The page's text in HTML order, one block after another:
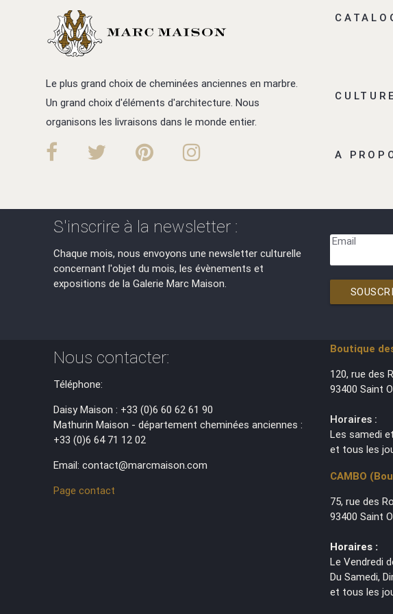
Le plus grand choix de cheminées anciennes en marbre.
Un grand choix d'éléments d'architecture. Nous
organisons les livraisons dans le monde entier.
CULTURE
A
S'inscrire à la newsletter :
Chaque mois, nous envoyons une newsletter culturelle
concernant l'objet du mois, les évènements et
expositions de la Galerie Marc Maison.
Email
Nous contacter:
Téléphone:
Daisy Maison : +33 (0)6 60 62 61 90
Mathurin Maison - département cheminées anciennes :
+33 (0)6 64 71 12 02
Email: contact@marcmaison.com
Page contact
Boutique
120, rue des
93400 Saint
Horaires :
Les samedi
et tous les
CAMBO
75, rue des
93400 Saint
Horaires :
Le Vendredi
Du Samedi,
et tous les